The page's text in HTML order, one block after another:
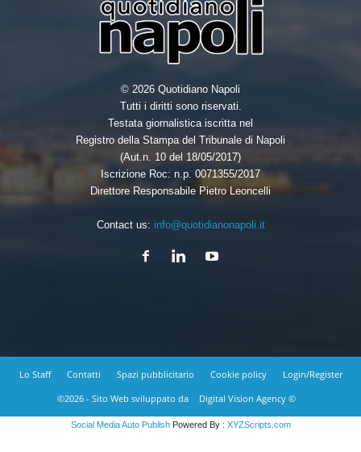
© 2026 Quotidiano Napoli
Tutti i diritti sono riservati.
Testata giornalistica iscritta nel
Registro della Stampa del Tribunale di Napoli
(Aut.n. 10 del 18/05/2017)
Iscrizione Roc: n.p. 0071355/2017
Direttore Responsabile Pietro Leoncelli
Contact us: info@quotidianonapoli.it
Lo Staff Contatti Spazi pubblicitario Cookie policy
Login/Register
©2026 - Sito Web sviluppato da
Digital Vision Agency ©
Social Media Auto PublishPowered By : XYZScripts.com